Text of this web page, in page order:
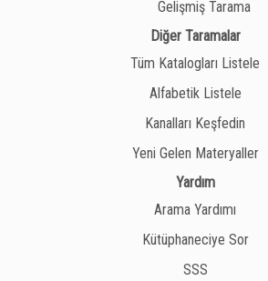
Gelişmiş Tarama
Diğer Taramalar
Tüm Katalogları Listele
Alfabetik Listele
Kanalları Keşfedin
Yeni Gelen Materyaller
Yardım
Arama Yardımı
Kütüphaneciye Sor
SSS